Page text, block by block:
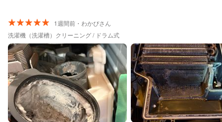
1週間前・わかぴさん
洗濯機（洗濯槽）クリーニング / ドラム式